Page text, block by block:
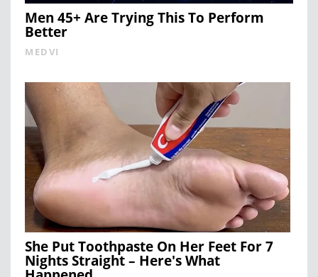
Men 45+ Are Trying This To Perform
Better
MEDVI
She Put Toothpaste On Her Feet For 7
Nights Straight – Here's What